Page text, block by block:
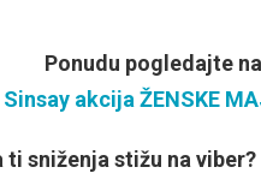
Ponudu pogledajte na
Sinsay akcija ŽENSKE
ti sniženja stižu na viber?